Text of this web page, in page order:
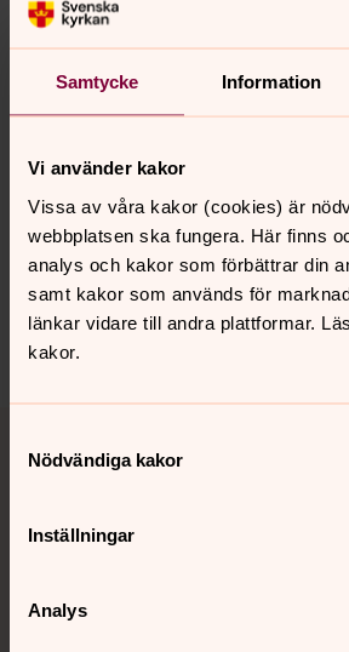
Samtycke Information
Vi använder kakor
Vissa av våra kakor (cookies) är
webbplatsen ska fungera. Här finns
analys och kakor som förbättrar din
samt kakor som används för
länkar vidare till andra plattformar.
kakor.
Nödvändiga kakor
Inställningar
Analys
Stenskvättan bygger också gärna bo
som sädesärlan.
Senast ändrad 24 juni 2026
innehåll?
slaka-
Dela
Kontakt
Kalender